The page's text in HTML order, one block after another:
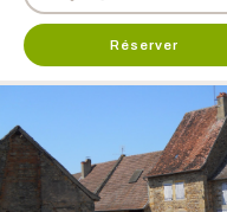
Réserver